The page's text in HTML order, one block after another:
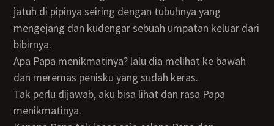
jatuh di pipinya seiring dengan tubuhnya yang
mengejang dan kudengar sebuah umpatan keluar dari
bibirnya.
Apa Papa menikmatinya? lalu dia melihat ke bawah
dan meremas penisku yang sudah keras.
Tak perlu dijawab, aku bisa lihat dan rasa Papa
menikmatinya.